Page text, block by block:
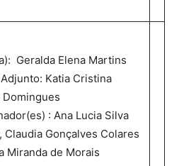
Geralda Elena Martins
Katia Cristina
Domingues
: Ana Lucia Silva
Claudia Gonçalves Colares
Miranda de Morais